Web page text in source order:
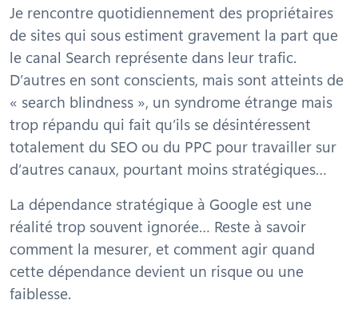
Je rencontre quotidiennement des propriétaires
de sites qui sous estiment gravement la part que
le canal Search représente dans leur trafic.
D’autres en sont conscients, mais sont atteints de
« search blindness », un syndrome étrange mais
trop répandu qui fait qu’ils se désintéressent
totalement du SEO ou du PPC pour travailler sur
d’autres canaux, pourtant moins stratégiques…
La dépendance stratégique à Google est une
réalité trop souvent ignorée… Reste à savoir
comment la mesurer, et comment agir quand
cette dépendance devient un risque ou une
faiblesse.